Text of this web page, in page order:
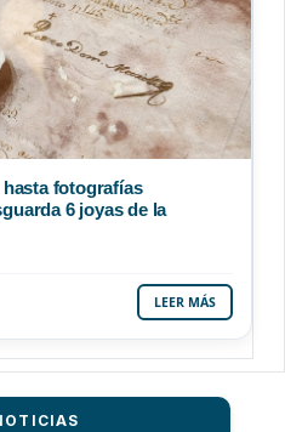
fotografías
6 joyas de la
LEER MÁS